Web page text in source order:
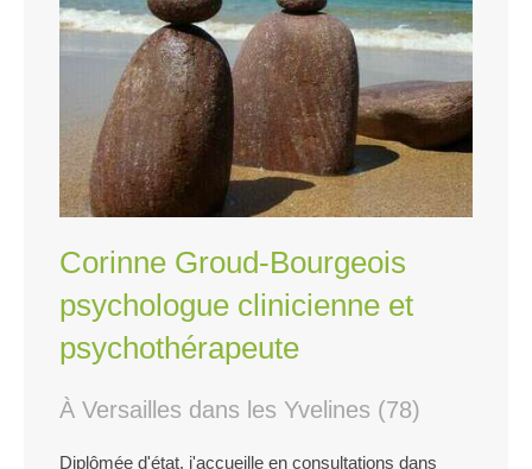
Corinne Groud-Bourgeois
psychologue clinicienne et
psychothérapeute
À Versailles dans les Yvelines (78)
Diplômée d'état, j'accueille en consultations dans